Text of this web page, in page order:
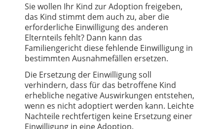
Sie wollen Ihr Kind zur Adoption freigeben,
das Kind stimmt dem auch zu, aber die
erforderliche Einwilligung des anderen
Elternteils fehlt? Dann kann das
Familiengericht diese fehlende Einwilligung in
bestimmten Ausnahmefällen ersetzen.
Die Ersetzung der Einwilligung soll
verhindern, dass für das betroffene Kind
erhebliche negative Auswirkungen entstehen,
wenn es nicht adoptiert werden kann. Leichte
Nachteile rechtfertigen keine Ersetzung einer
Einwilligung in eine Adoption.